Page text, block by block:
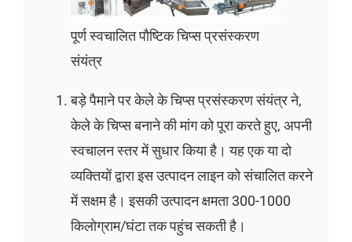
पूर्ण स्वचालित पौष्टिक चिप्स प्रसंस्करण
संयंत्र
बड़े पैमाने पर केले के चिप्स प्रसंस्करण संयंत्र ने,
केले के चिप्स बनाने की मांग को पूरा करते हुए, अपनी
स्वचालन स्तर में सुधार किया है। यह एक या दो
व्यक्तियों द्वारा इस उत्पादन लाइन को संचालित करने
में सक्षम है। इसकी उत्पादन क्षमता 300-1000
किलोग्राम/घंटा तक पहुंच सकती है।